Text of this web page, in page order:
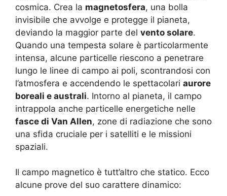
cosmica. Crea la magnetosfera, una bolla
invisibile che avvolge e protegge il pianeta,
deviando la maggior parte del vento solare.
Quando una tempesta solare è particolarmente
intensa, alcune particelle riescono a penetrare
lungo le linee di campo ai poli, scontrandosi con
l’atmosfera e accendendo le spettacolari aurore
boreali e australi. Intorno al pianeta, il campo
intrappola anche particelle energetiche nelle
fasce di Van Allen, zone di radiazione che sono
una sfida cruciale per i satelliti e le missioni
spaziali.
Il campo magnetico è tutt’altro che statico. Ecco
alcune prove del suo carattere dinamico: